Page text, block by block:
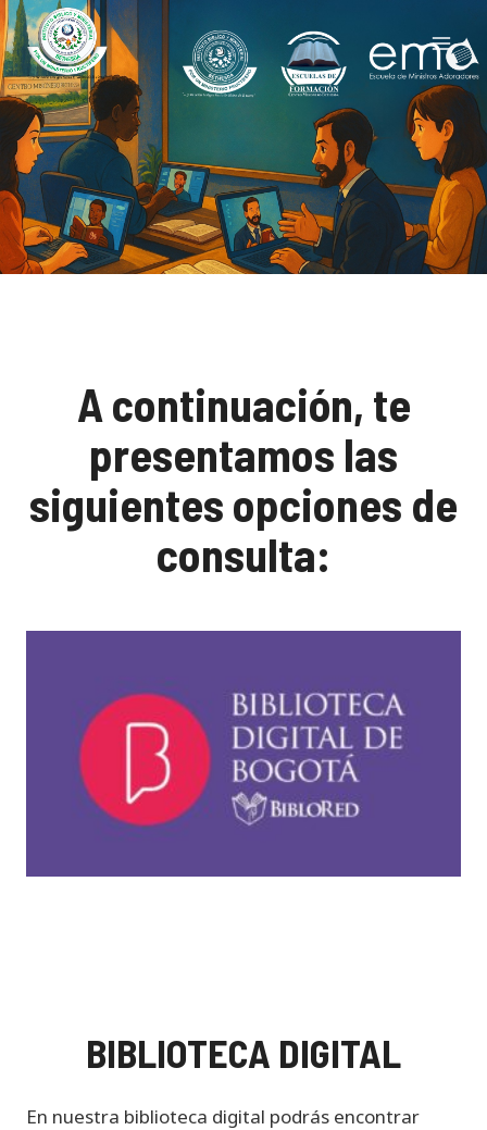
Saltar
al
contenido
A continuación, te
presentamos las
siguientes opciones de
consulta:
BIBLIOTECA DIGITAL
En nuestra biblioteca digital podrás encontrar